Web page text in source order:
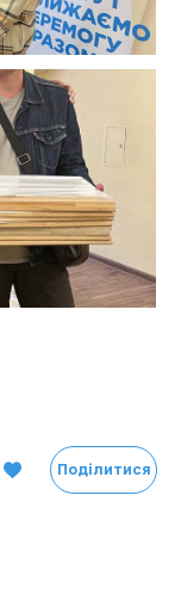
Поділитися